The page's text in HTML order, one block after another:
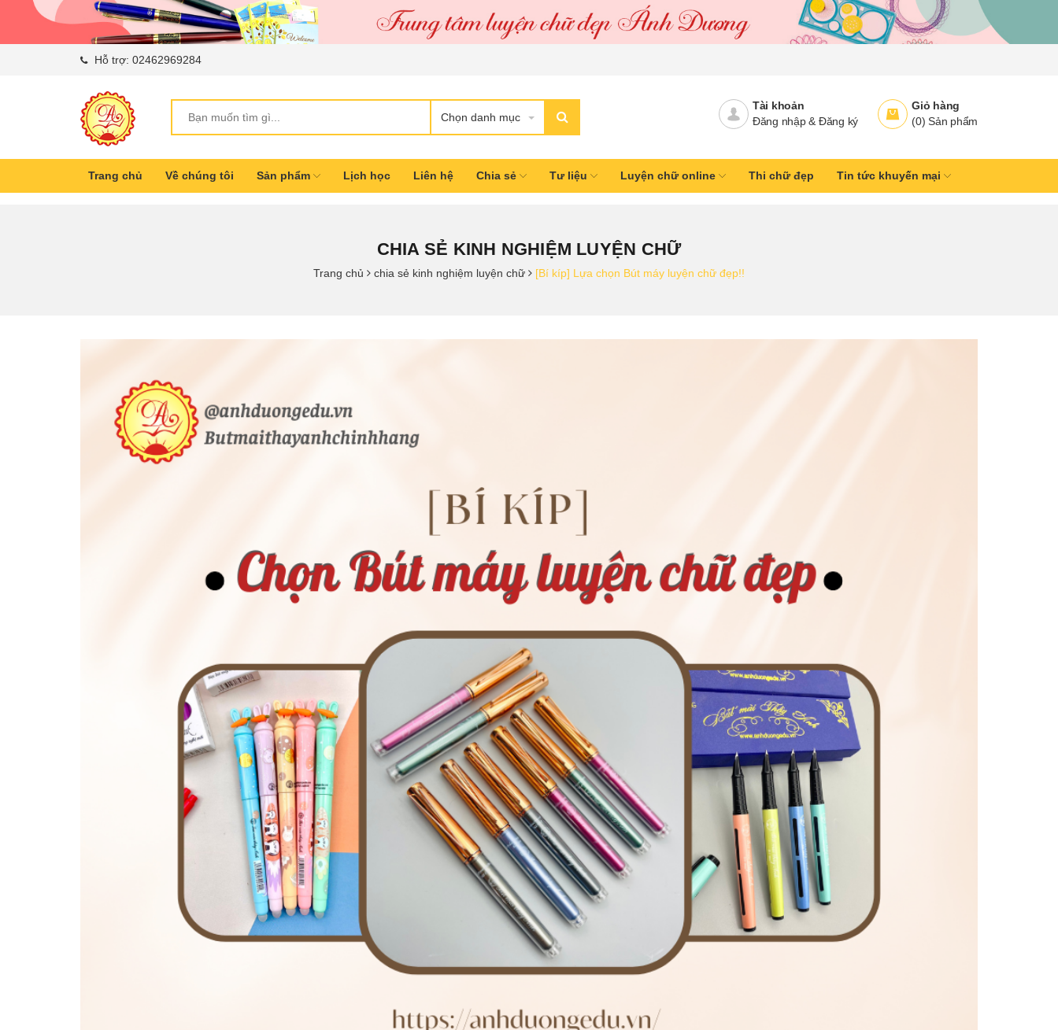
Hỗ trợ: 02462969284
Chọn danh mục
Giỏ hàng
(0) Sản phẩm
Tài khoản
Đăng nhập& Đăng ký
Trang chủ Về chúng tôi Sản phẩm Lịch học Liên hệ Chia sẻ Tư liệu Luyện chữ online Thi chữ đẹp Tin tức khuyến mại
CHIA SẺ KINH NGHIỆM LUYỆN CHỮ
Trang chủ chia sẻ kinh nghiệm luyện chữ [Bí kíp] Lựa chọn Bút máy luyện chữ đẹp!!